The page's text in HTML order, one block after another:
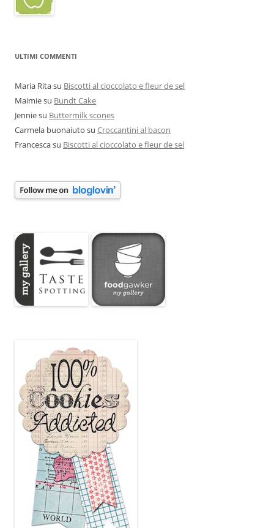
ULTIMI COMMENTI
Maria Ritasu Biscotti al cioccolato e fleur de sel
Maimiesu Bundt Cake
Jenniesu Buttermilk scones
Carmela buonaiuto su Croccantini al bacon
Francescasu Biscotti al cioccolato e fleur de sel